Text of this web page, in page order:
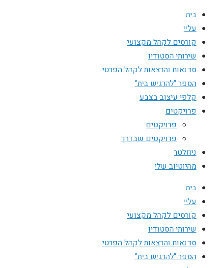
בית
עליי
קורסים לקהל מקצועי
שירותי הסטודיו
סדנאות והרצאות לקהל הפרטי
הספר “להרגיש בית”
קלפי עיצוב בצבע
פרויקטים
פרויקטים
פרויקטים שבדרך
ניוזלטר
מהיוטיוב שלי
בית
עליי
קורסים לקהל מקצועי
שירותי הסטודיו
סדנאות והרצאות לקהל הפרטי
הספר “להרגיש בית”